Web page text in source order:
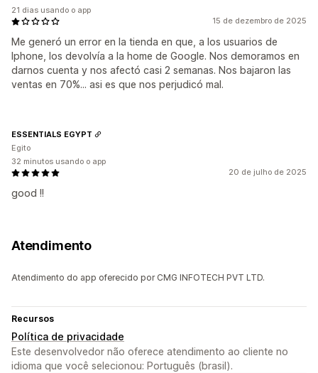
15 de dezembro de 2025
Me generó un error en la tienda en que, a los usuarios de
Iphone, los devolvía a la home de Google. Nos demoramos en
darnos cuenta y nos afectó casi 2 semanas. Nos bajaron las
ventas en 70%... asi es que nos perjudicó mal.
21 dias usando o app
20 de julho de 2025
good !!
ESSENTIALS EGYPT
Egito
32 minutos usando o app
Atendimento
Atendimento do app oferecido por CMG INFOTECH PVT LTD.
Recursos
Política de privacidade
Este desenvolvedor não oferece atendimento ao cliente no
idioma que você selecionou: Português (brasil).